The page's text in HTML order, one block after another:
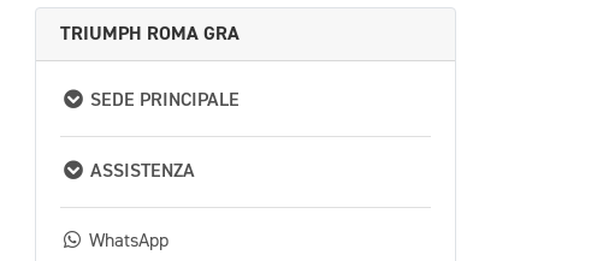
TRIUMPH ROMA GRA
SEDE PRINCIPALE
ASSISTENZA
WhatsApp